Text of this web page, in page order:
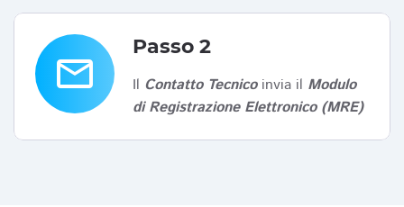
email
Passo 2
Il Contatto Tecnicoinvia il Modulo
di Registrazione Elettronico (MRE)